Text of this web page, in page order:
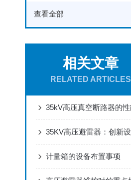
查看全部
相关文章
RELATED ARTICLES
计量箱的设备布置事项